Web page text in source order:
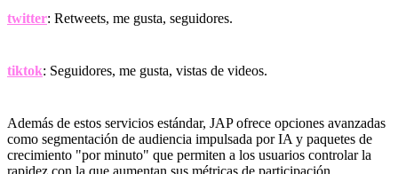
twitter: Retweets, me gusta, seguidores.
tiktok: Seguidores, me gusta, vistas de videos.
Además de estos servicios estándar, JAP ofrece opciones avanzadas
como segmentación de audiencia impulsada por IA y paquetes de
crecimiento "por minuto" que permiten a los usuarios controlar la